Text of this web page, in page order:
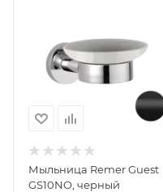
Мыльница Remer Guest
GS10NO, черный